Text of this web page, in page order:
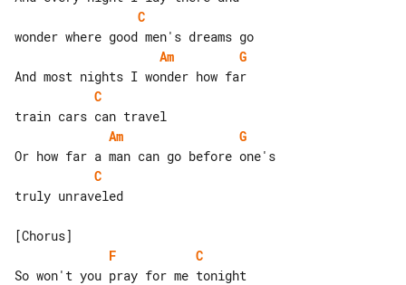
C
Am
G
C
Am
G
C
truly unraveled
F
C